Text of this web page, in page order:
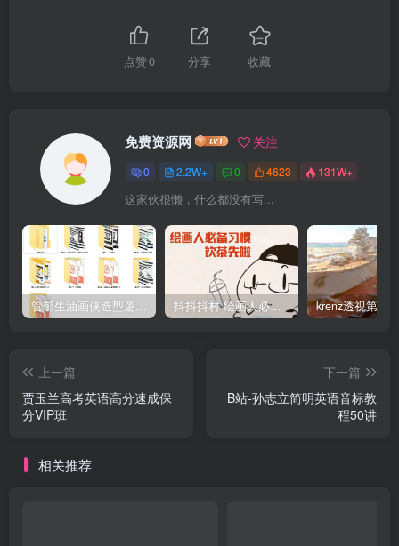
点赞0 分享 收藏
免费资源网 关注
0 2.2W+ 0 4623 131W+
这家伙很懒，什么都没有写...
管郁生油画侠造型逻辑班第一期2019年5月【高清不缺课】 抖抖抖村 绘画人必备习惯2020【画质不错】
上一篇
贾玉兰高考英语高分速成保
分VIP班
下一篇
B站-孙志立简明英语音标教
程50讲
相关推荐